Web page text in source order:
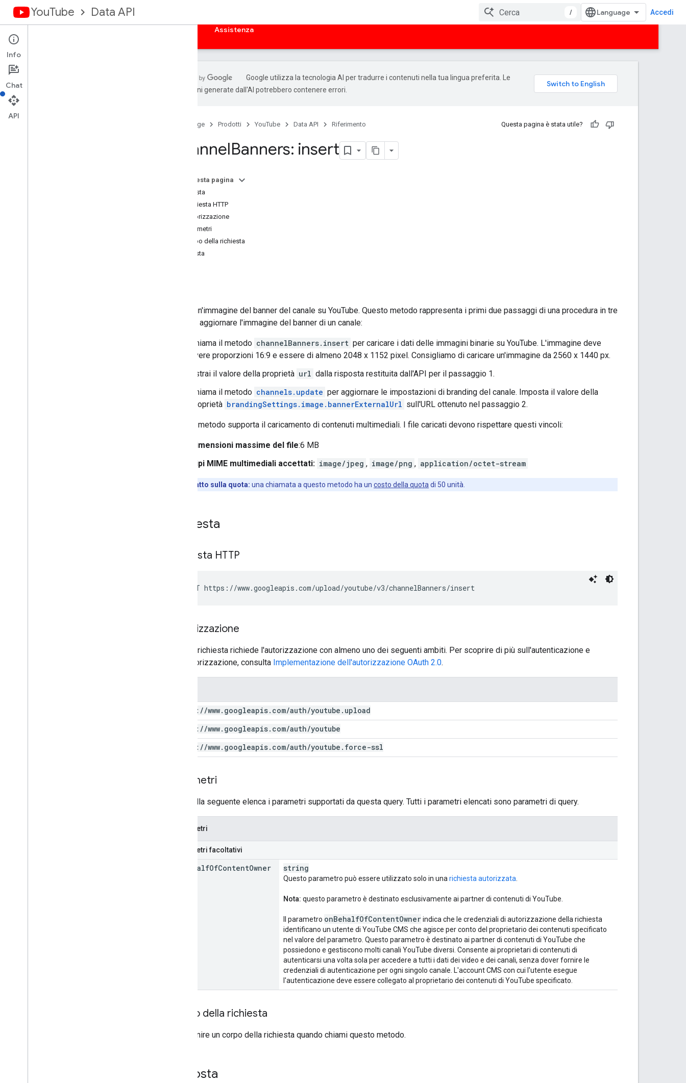
YouTube Data API / Accedi
Assistenza
Panoramica
Attività
Google utilizza la tecnologia AI per tradurre i contenuti nella tua lingua preferita. Le
traduzioni generate dall'AI potrebbero contenere errori.
Home page Prodotti YouTube Data API Riferimento Questa pagina è stata utile?
ChannelBanners: insert
Su questa pagina
Richiesta
Richiesta HTTP
Autorizzazione
Parametri
Corpo della richiesta
Risposta
Carica un'immagine del banner del canale su YouTube. Questo metodo rappresenta i primi due passaggi di una procedura in tre
fasi per aggiornare l'immagine del banner di un canale:
Chiama il metodo channelBanners.insert per caricare i dati delle immagini binarie su YouTube. L'immagine deve
avere proporzioni 16:9 e essere di almeno 2048 x 1152 pixel. Consigliamo di caricare un'immagine da 2560 x 1440 px.
Estrai il valore della proprietà url dalla risposta restituita dall'API per il passaggio 1.
Chiama il metodo channels.update per aggiornare le impostazioni di branding del canale. Imposta il valore della
proprietà brandingSettings.image.bannerExternalUrl sull'URL ottenuto nel passaggio 2.
Questo metodo supporta il caricamento di contenuti multimediali. I file caricati devono rispettare questi vincoli:
Dimensioni massime del file:6 MB
Tipi MIME multimediali accettati: image/jpeg , image/png , application/octet-stream
Impatto sulla quota: una chiamata a questo metodo ha un costo della quota di 50 unità.
Richiesta
Richiesta HTTP
POST https://www.googleapis.com/upload/youtube/v3/channelBanners/insert
Autorizzazione
Questa richiesta richiede l'autorizzazione con almeno uno dei seguenti ambiti. Per scoprire di più sull'autenticazione e
sull'autorizzazione, consulta Implementazione dell'autorizzazione OAuth 2.0.
https: //www. googleapis. com/auth/youtube . upload
https: //www. googleapis. com/auth/youtube
https: //www. googleapis. com/auth/youtube . force-ssl
Parametri
La tabella seguente elenca i parametri supportati da questa query. Tutti i parametri elencati sono parametri di query.
Parametri
Parametri facoltativi
BehalfOfContentOwner string
Questo parametro può essere utilizzato solo in una richiesta autorizzata
Nota: questo parametro è destinato esclusivamente ai partner di contenuti di YouTube.
Il parametro onBehalfOfContentOwnerindica che le credenziali di autorizzazione della richiesta
identificano un utente di YouTube CMS che agisce per conto del proprietario dei contenuti specificato
nel valore del parametro. Questo parametro è destinato ai partner di contenuti di YouTube che
possiedono e gestiscono molti canali YouTube diversi. Consente ai proprietari di contenuti di
autenticarsi una volta sola per accedere a tutti i dati dei video e dei canali, senza dover fornire le
credenziali di autenticazione per ogni singolo canale. L'account CMS con cui l'utente esegue
l'autenticazione deve essere collegato al proprietario dei contenuti di YouTube specificato.
Corpo della richiesta
Non fornire un corpo della richiesta quando chiami questo metodo.
Risposta
Info
Chat
API